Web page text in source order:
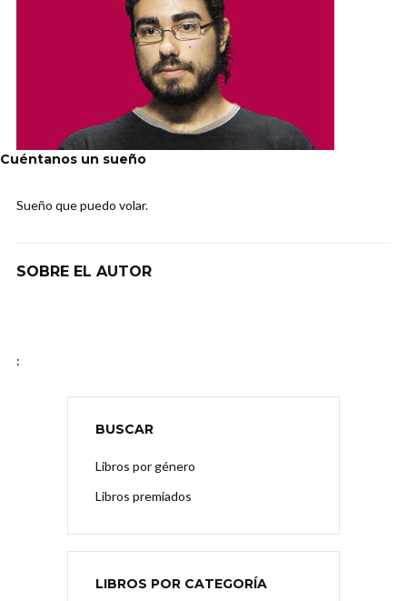
Cuéntanos un sueño
Sueño que puedo volar.
SOBRE EL AUTOR
:
BUSCAR
Libros por género
Libros premiados
LIBROS POR CATEGORÍA